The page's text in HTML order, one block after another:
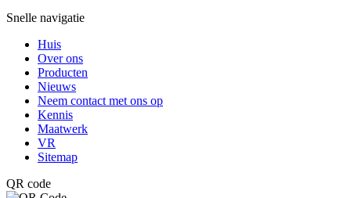
Snelle navigatie
Huis
Over ons
Producten
Nieuws
Neem contact met ons op
Kennis
Maatwerk
VR
Sitemap
QR code